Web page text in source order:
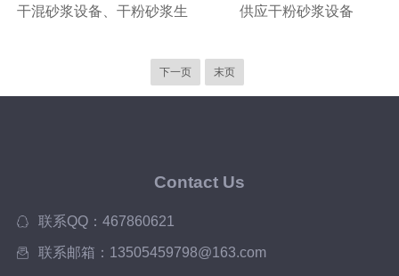
干混砂浆设备、干粉砂浆生 供应干粉砂浆设备
下一页 末页
Contact Us
联系QQ：467860621
联系邮箱：13505459798@163.com